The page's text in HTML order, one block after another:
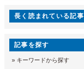
長く読まれている記事
記事を探す
» キーワードから探す